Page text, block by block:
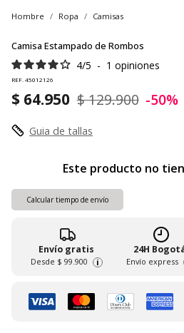
Hombre Ropa Camisas
Camisa Estampado de Rombos
4/5 - 1 opiniones
REF. 45012126
$ 64.950 $ 129.900 -50%
Guia de tallas
Este producto no
Calcular tiempo de envío
Envío gratis
Desde $ 99.900 i
24H
Envío express